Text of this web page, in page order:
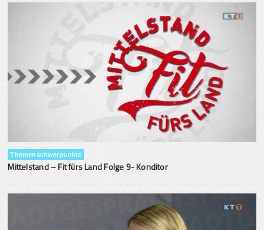
Themenschwerpunkte
Mittelstand – Fit fürs Land Folge 9- Konditor